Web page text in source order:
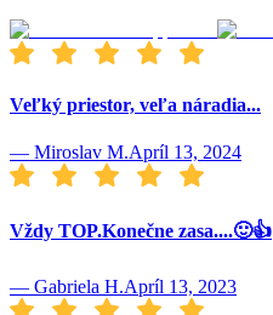
Veľký priestor, veľa náradia...
— Miroslav M.Apríl 13, 2024
Vždy TOP.Konečne zasa....🙂👍
— Gabriela H.Apríl 13, 2023